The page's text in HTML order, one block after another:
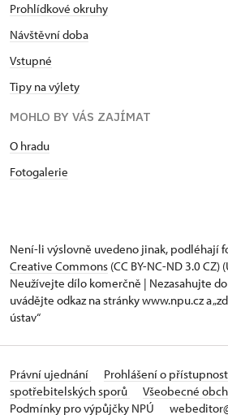
Prohlídkové okruhy
Návštěvní doba
Vstupné
Tipy na výlety
MOHLO BY VÁS ZAJÍMAT
O hradu
Fotogalerie
Není-li výslovně uvedeno jinak, podléhají
Creative Commons (CC BY-NC-ND 3.0
Neužívejte dílo komerčně | Nezasahujte
uvádějte odkaz na stránky www.npu.cz a
ústav“
Právní ujednání Prohlášení o
spotřebitelských sporů
Všeobecné
Podmínky pro výpůjčky NPÚ